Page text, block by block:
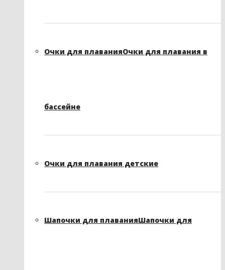
Очки для плаванияОчки для плавания в
бассейне
Очки для плавания детские
Шапочки для плаванияШапочки для